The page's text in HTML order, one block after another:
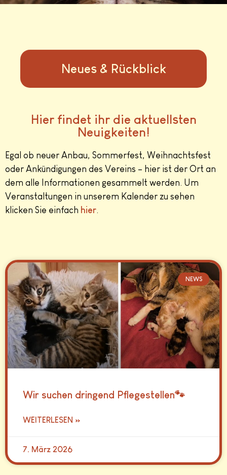
Neues & Rückblick
Hier findet ihr die aktuellsten
Neuigkeiten!
Egal ob neuer Anbau, Sommerfest, Weihnachtsfest
oder Ankündigungen des Vereins – hier ist der Ort an
dem alle Informationen gesammelt werden. Um
Veranstaltungen in unserem Kalender zu sehen
klicken Sie einfach hier.
NEWS
Wir suchen dringend Pflegestellen🐾
WEITERLESEN »
7. März 2026